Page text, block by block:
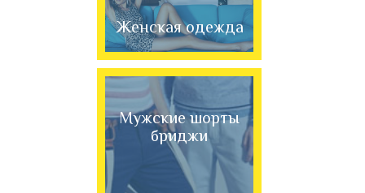
Женская одежда
Мужские шорты
бриджи